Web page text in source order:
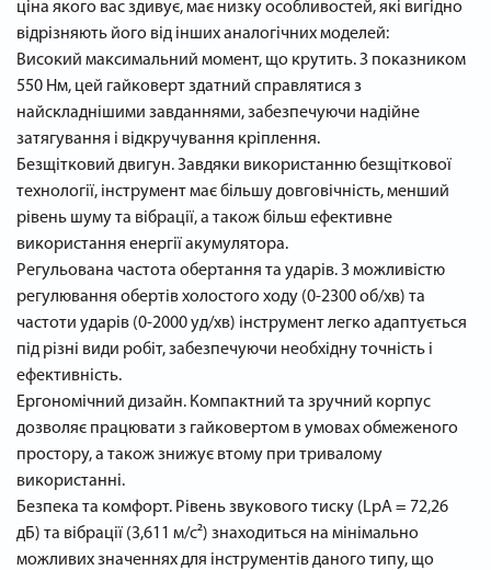
ціна якого вас здивує, має низку особливостей, які вигідно
відрізняють його від інших аналогічних моделей:
Високий максимальний момент, що крутить. З показником
550 Нм, цей гайковерт здатний справлятися з
найскладнішими завданнями, забезпечуючи надійне
затягування і відкручування кріплення.
Безщітковий двигун. Завдяки використанню безщіткової
технології, інструмент має більшу довговічність, менший
рівень шуму та вібрації, а також більш ефективне
використання енергії акумулятора.
Регульована частота обертання та ударів. З можливістю
регулювання обертів холостого ходу (0-2300 об/хв) та
частоти ударів (0-2000 уд/хв) інструмент легко адаптується
під різні види робіт, забезпечуючи необхідну точність і
ефективність.
Ергономічний дизайн. Компактний та зручний корпус
дозволяє працювати з гайковертом в умовах обмеженого
простору, а також знижує втому при тривалому
використанні.
Безпека та комфорт. Рівень звукового тиску (LpA = 72,26
дБ) та вібрації (3,611 м/с²) знаходиться на мінімально
можливих значеннях для інструментів даного типу, що